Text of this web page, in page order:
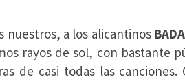
nuestros, a los alicantinos
rayos de sol, con bastante
de casi todas las